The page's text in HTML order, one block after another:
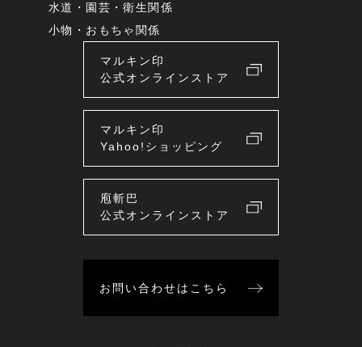
水道・園芸・衛生関係
小物・おもちゃ関係
マルキン印
公式オンラインストア
マルキン印
Yahoo!ショッピング
庖斬巴
公式オンラインストア
お問い合わせはこちら